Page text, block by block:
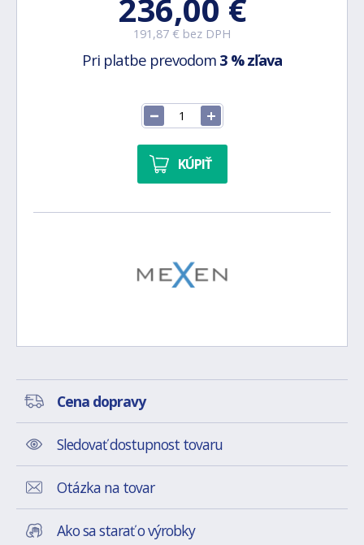
236,00 €
191,87 € bez DPH
Pri platbe prevodom 3 % zľava
KÚPIŤ
Cena dopravy
Sledovať dostupnost tovaru
Otázka na tovar
Ako sa starať o výrobky